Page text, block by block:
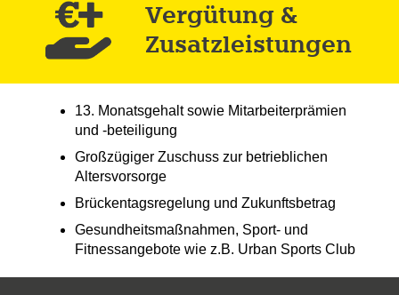
Vergütung &
Zusatz­leistungen
13. Monatsgehalt sowie Mitarbeiterprämien
und -beteiligung
Großzügiger Zuschuss zur betrieblichen
Altersvorsorge
Brückentagsregelung und Zukunftsbetrag
Gesundheitsmaßnahmen, Sport- und
Fitnessangebote wie z.B. Urban Sports Club